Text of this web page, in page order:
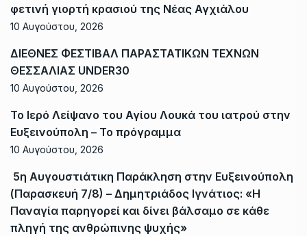
φετινή γιορτή κρασιού της Νέας Αγχιάλου
10 Αυγούστου, 2026
ΔΙΕΘΝΕΣ ΦΕΣΤΙΒΑΛ ΠΑΡΑΣΤΑΤΙΚΩΝ ΤΕΧΝΩΝ
ΘΕΣΣΑΛΙΑΣ UNDER30
10 Αυγούστου, 2026
Το Ιερό Λείψανο του Αγίου Λουκά του ιατρού στην
Ευξεινούπολη – Το πρόγραμμα
10 Αυγούστου, 2026
5η Αυγουστιάτικη Παράκληση στην Ευξεινούπολη
(Παρασκευή 7/8) – Δημητριάδος Ιγνάτιος: «Η
Παναγία παρηγορεί και δίνει βάλσαμο σε κάθε
πληγή της ανθρώπινης ψυχής»